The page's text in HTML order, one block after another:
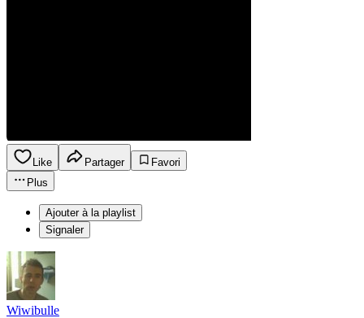
Like Partager
Favori
Plus
Ajouter à la playlist
Signaler
Wiwibulle